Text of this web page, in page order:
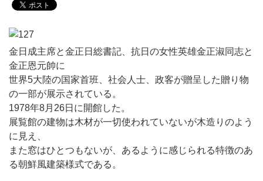
金日成主席と金正日総書記、抗日の女性英雄金正淑同志と
金正恩元帥に
世界5大陸の国家首班、社会人士、政客が贈呈した贈り物
の一部が展示されている。
1978年8月26日に開館した。
展覧館の建物は木材が一切使われていないが木造りのよう
に見え、
また窓はひとつもないが、あるように感じられる特徴のあ
る朝鮮風建築様式である。